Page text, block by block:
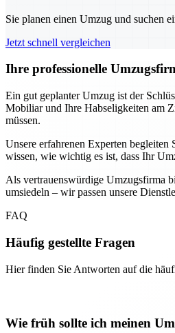
Sie planen einen Umzug und suchen
Jetzt schnell vergleichen
Ihre professionelle
Ein gut geplanter Umzug ist der
Mobiliar und Ihre Habseligkeiten am
müssen.
Unsere erfahrenen Experten
wissen, wie wichtig es ist, dass Ihr
Als vertrauenswürdige Umzugsfirma
umsiedeln – wir passen unsere
FAQ
Häufig gestellte Fragen
Hier finden Sie Antworten auf die
Wie früh sollte ich meinen